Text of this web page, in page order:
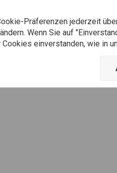
Fügen Sie Ihre
Präferenzen jederzeit
Wenn Sie auf
Cookies einverstanden, wie in